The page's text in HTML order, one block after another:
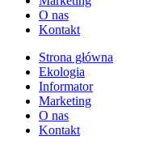
O nas
Kontakt
Strona główna
Ekologia
Informator
Marketing
O nas
Kontakt